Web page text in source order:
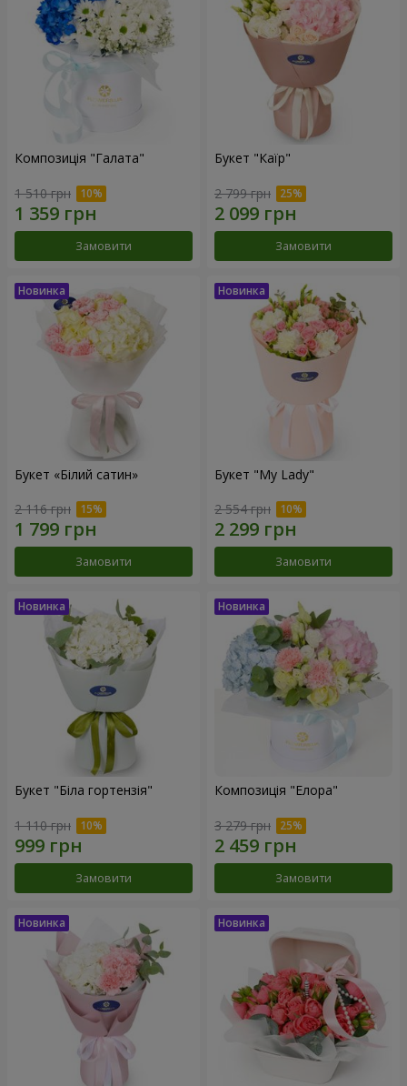
Композиція "Галата"
1 510 грн
Замовити
Букет "Каїр"
2 799 грн
Замовити
Букет «Білий сатин»
2 116 грн
Замовити
Букет "My Lady"
2 554 грн
Замовити
Букет "Біла гортензія"
1 110 грн
Замовити
Композиція "Елора"
3 279 грн
Замовити